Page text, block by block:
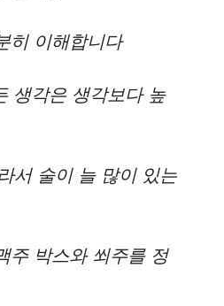
히 이해합니다
생각은 생각보다 높
서 술이 늘 많이 있는
주 박스와 쐬주를 정